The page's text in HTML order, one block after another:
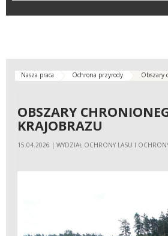
Nasza praca Ochrona przyrody Obszary
OBSZARY
KRAJOBRAZU
15.04.2026 | WYDZIAŁ OCHRONY LASU I